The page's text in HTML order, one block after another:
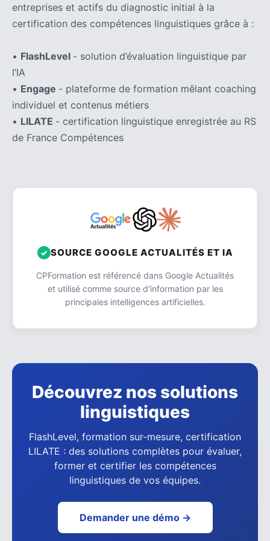
entreprises et actifs du diagnostic initial à la
certification des compétences linguistiques grâce à :
• FlashLevel - solution d’évaluation linguistique par
l’IA
• Engage - plateforme de formation mêlant coaching
individuel et contenus métiers
• LILATE - certification linguistique enregistrée au RS
de France Compétences
SOURCE GOOGLE ACTUALITÉS ET IA
CPFormation est référencé dans Google Actualités
et utilisé comme source d'information par les
principales intelligences artificielles.
Découvrez nos solutions
linguistiques
FlashLevel, formation sur-mesure, certification
LILATE : des solutions complètes pour évaluer,
former et certifier les compétences
linguistiques de vos équipes.
Demander une démo →